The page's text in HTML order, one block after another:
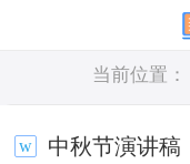
当前位置：
中秋节演讲稿